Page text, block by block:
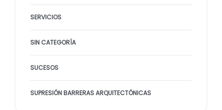
SERVICIOS
SIN CATEGORÍA
SUCESOS
SUPRESIÓN BARRERAS ARQUITECTÓNICAS